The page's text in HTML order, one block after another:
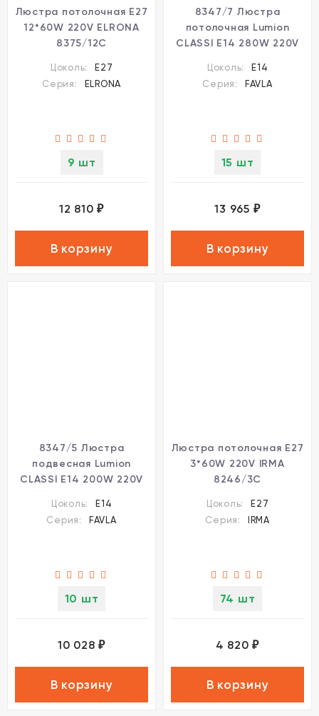
Люстра потолочная E27
12*60W 220V ELRONA
8375/12C
Цоколь:
E27
Серия:
ELRONA
9 шт
12 810₽
В корзину
8347/7 Люстра
потолочная Lumion
CLASSI E14 280W 220V
Цоколь:
E14
Серия:
FAVLA
15 шт
13 965 ₽
В корзину
8347/5 Люстра
подвесная Lumion
CLASSI E14 200W 220V
Цоколь:
E14
Серия:
FAVLA
10 шт
10 028₽
В корзину
Люстра потолочная Е27
3*60W 220V IRMA
8246/3C
Цоколь:
E27
Серия:
IRMA
74 шт
4 820₽
В корзину